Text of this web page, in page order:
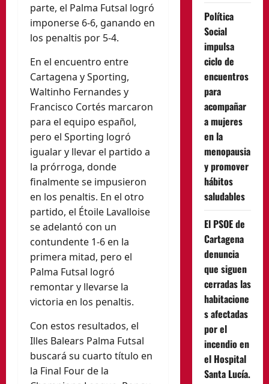
parte, el Palma Futsal logró
imponerse 6-6, ganando en
los penaltis por 5-4.
En el encuentro entre
Cartagena y Sporting,
Waltinho Fernandes y
Francisco Cortés marcaron
para el equipo español,
pero el Sporting logró
igualar y llevar el partido a
la prórroga, donde
finalmente se impusieron
en los penaltis. En el otro
partido, el Étoile Lavalloise
se adelantó con un
contundente 1-6 en la
primera mitad, pero el
Palma Futsal logró
remontar y llevarse la
victoria en los penaltis.
Con estos resultados, el
Illes Balears Palma Futsal
buscará su cuarto título en
la Final Four de la
Política
Social
impulsa
ciclo de
encuentros
para
acompañar
a mujeres
en la
menopausia
y promover
hábitos
saludables
El PSOE de
Cartagena
denuncia
que siguen
cerradas las
habitacione
s afectadas
por el
incendio en
el Hospital
Santa Lucía.